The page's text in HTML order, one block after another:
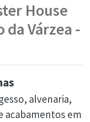
House
Várzea -
alvenaria,
acabamentos em